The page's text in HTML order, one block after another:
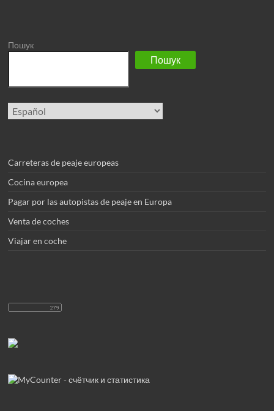
Пошук
Пошук
Elegir
un
Carreteras de peaje europeas
Cocina europea
Pagar por las autopistas de peaje en Europa
Venta de coches
Viajar en coche